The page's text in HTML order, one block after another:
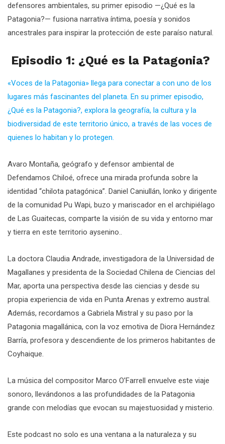
defensores ambientales, su primer episodio —¿Qué es la
Patagonia?— fusiona narrativa íntima, poesía y sonidos
ancestrales para inspirar la protección de este paraíso natural.
Episodio 1: ¿Qué es la Patagonia?
«Voces de la Patagonia» llega para conectar a con uno de los
lugares más fascinantes del planeta. En su primer episodio,
¿Qué es la Patagonia?, explora la geografía, la cultura y la
biodiversidad de este territorio único, a través de las voces de
quienes lo habitan y lo protegen.
Avaro Montaña, geógrafo y defensor ambiental de
Defendamos Chiloé, ofrece una mirada profunda sobre la
identidad “chilota patagónica”. Daniel Caniullán, lonko y dirigente
de la comunidad Pu Wapi, buzo y mariscador en el archipiélago
de Las Guaitecas, comparte la visión de su vida y entorno mar
y tierra en este territorio aysenino..
La doctora Claudia Andrade, investigadora de la Universidad de
Magallanes y presidenta de la Sociedad Chilena de Ciencias del
Mar, aporta una perspectiva desde las ciencias y desde su
propia experiencia de vida en Punta Arenas y extremo austral.
Además, recordamos a Gabriela Mistral y su paso por la
Patagonia magallánica, con la voz emotiva de Diora Hernández
Barría, profesora y descendiente de los primeros habitantes de
Coyhaique.
La música del compositor Marco O’Farrell envuelve este viaje
sonoro, llevándonos a las profundidades de la Patagonia
grande con melodías que evocan su majestuosidad y misterio.
Este podcast no solo es una ventana a la naturaleza y su